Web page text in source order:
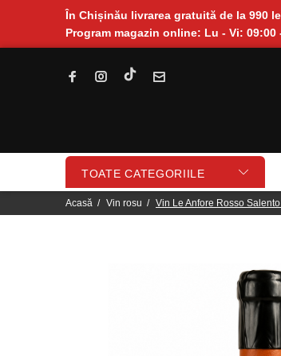
În Chișinău livrarea gratuită de la 990
Program magazin online: Lu - Vi: 09:00
TOATE CATEGORIILE
Acasă Vin rosu Vin Le Anfore Rosso